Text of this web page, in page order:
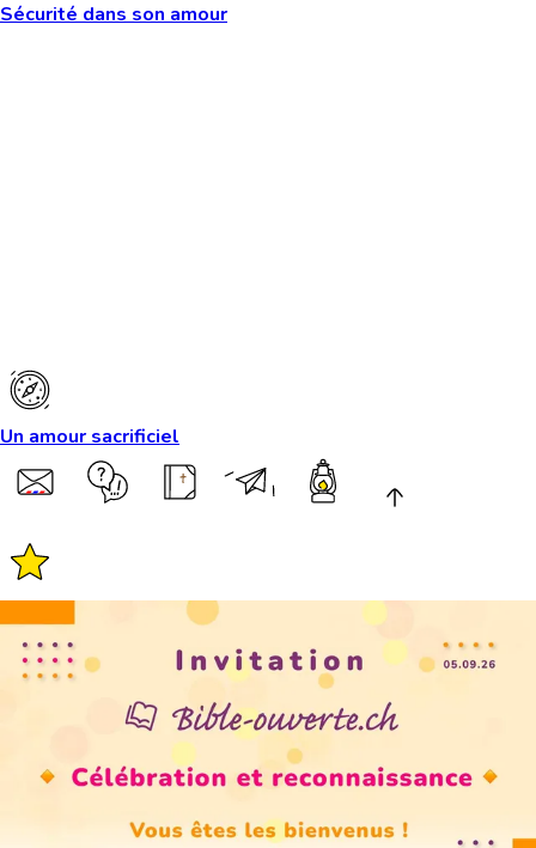
Sécurité dans son amour
Un amour sacrificiel